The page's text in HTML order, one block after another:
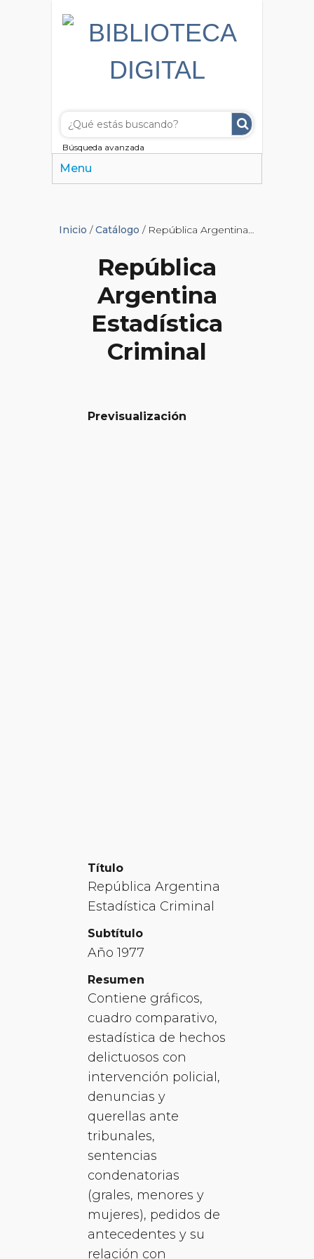
Búsqueda avanzada
Menu
Inicio /Catálogo / República Argentina Estadística Criminal
República
Argentina
Estadística
Criminal
Previsualización
Título
República Argentina
Estadística Criminal
Subtítulo
Año 1977
Resumen
Contiene gráficos,
cuadro comparativo,
estadística de hechos
delictuosos con
intervención policial,
denuncias y
querellas ante
tribunales,
sentencias
condenatorias
(grales, menores y
mujeres), pedidos de
antecedentes y su
relación con